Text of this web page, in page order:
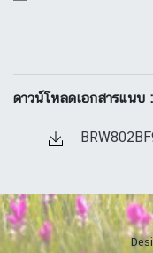
ดาวน์โหลดเอกสารแนบ :